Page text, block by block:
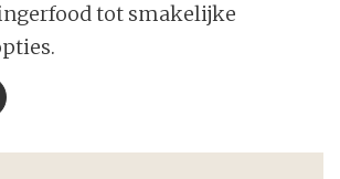
tot smakelijke